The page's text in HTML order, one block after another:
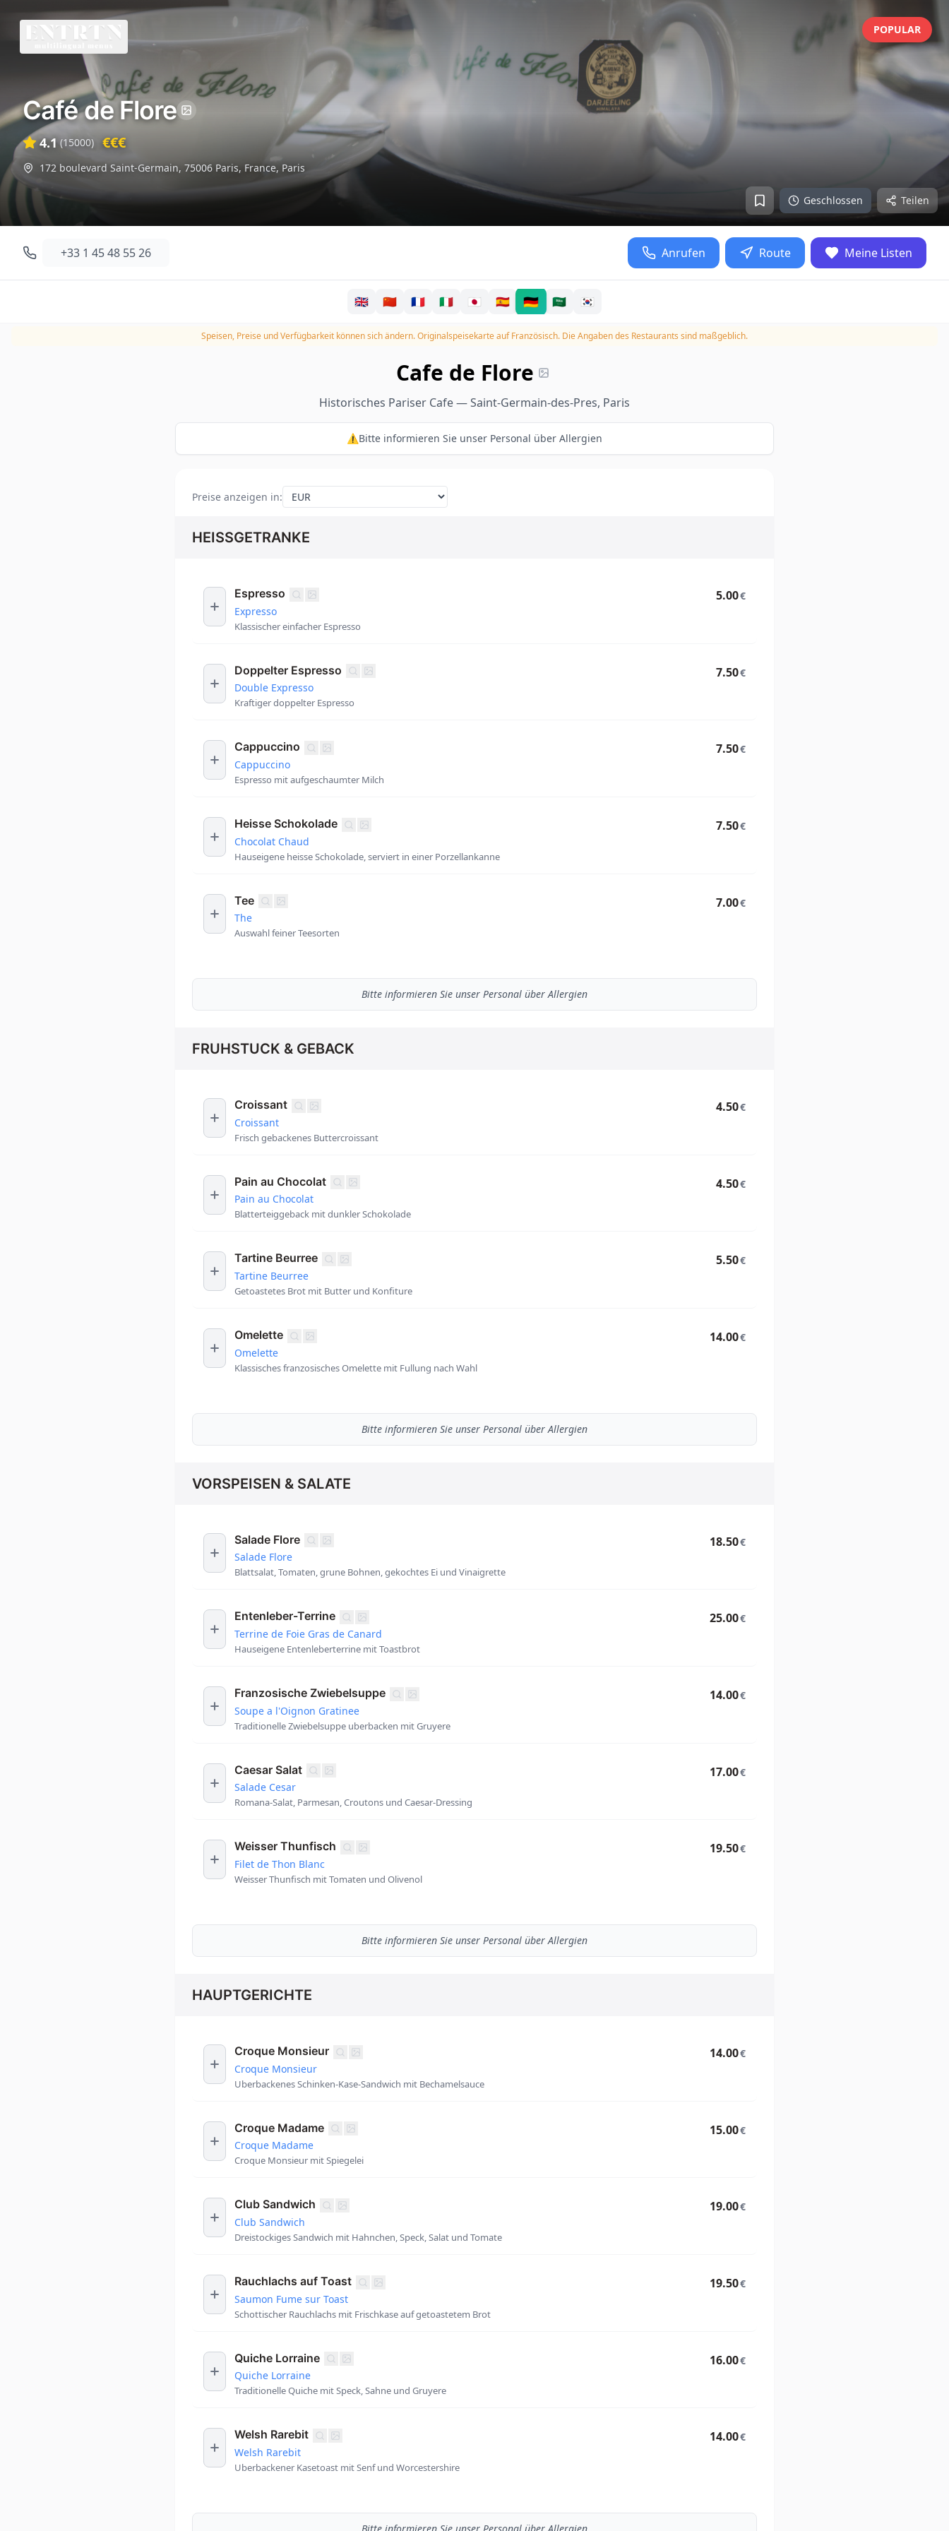
POPULAR
Geschlossen Teilen
Café de Flore
4.1 (15000) €€€
172 boulevard Saint-Germain, 75006 Paris, France, Paris
+33 1 45 48 55 26 Anrufen Route Meine Listen
🇬🇧 🇨🇳 🇫🇷 🇮🇹 🇯🇵 🇪🇸 🇩🇪 🇸🇦 🇰🇷
Speisen, Preise und Verfügbarkeit können sich ändern.Originalspeisekarte auf Französisch. Die Angaben des Restaurants sind maßgeblich.
Cafe de Flore
Historisches Pariser Cafe — Saint-Germain-des-Pres, Paris
⚠️Bitte informieren Sie unser Personal über Allergien
Preise anzeigen in:
HEISSGETRANKE
Espresso
Expresso
Klassischer einfacher Espresso
5.00€
Doppelter Espresso
Double Expresso
Kraftiger doppelter Espresso
7.50€
Cappuccino
Cappuccino
Espresso mit aufgeschaumter Milch
7.50€
Heisse Schokolade
Chocolat Chaud
Hauseigene heisse Schokolade, serviert in einer Porzellankanne
7.50€
Tee
The
Auswahl feiner Teesorten
7.00€
Bitte informieren Sie unser Personal über Allergien
FRUHSTUCK & GEBACK
Croissant
Croissant
Frisch gebackenes Buttercroissant
4.50€
Pain au Chocolat
Pain au Chocolat
Blatterteiggeback mit dunkler Schokolade
4.50€
Tartine Beurree
Tartine Beurree
Getoastetes Brot mit Butter und Konfiture
5.50€
Omelette
Omelette
Klassisches franzosisches Omelette mit Fullung nach Wahl
14.00€
Bitte informieren Sie unser Personal über Allergien
VORSPEISEN & SALATE
Salade Flore
Salade Flore
Blattsalat, Tomaten, grune Bohnen, gekochtes Ei und Vinaigrette
18.50€
Entenleber-Terrine
Terrine de Foie Gras de Canard
Hauseigene Entenleberterrine mit Toastbrot
25.00€
Franzosische Zwiebelsuppe
Soupe a l'Oignon Gratinee
Traditionelle Zwiebelsuppe uberbacken mit Gruyere
14.00€
Caesar Salat
Salade Cesar
Romana-Salat, Parmesan, Croutons und Caesar-Dressing
17.00€
Weisser Thunfisch
Filet de Thon Blanc
Weisser Thunfisch mit Tomaten und Olivenol
19.50€
Bitte informieren Sie unser Personal über Allergien
HAUPTGERICHTE
Croque Monsieur
Croque Monsieur
Uberbackenes Schinken-Kase-Sandwich mit Bechamelsauce
14.00€
Croque Madame
Croque Madame
Croque Monsieur mit Spiegelei
15.00€
Club Sandwich
Club Sandwich
Dreistockiges Sandwich mit Hahnchen, Speck, Salat und Tomate
19.00€
Rauchlachs auf Toast
Saumon Fume sur Toast
Schottischer Rauchlachs mit Frischkase auf getoastetem Brot
19.50€
Quiche Lorraine
Quiche Lorraine
Traditionelle Quiche mit Speck, Sahne und Gruyere
16.00€
Welsh Rarebit
Welsh Rarebit
Uberbackener Kasetoast mit Senf und Worcestershire
14.00€